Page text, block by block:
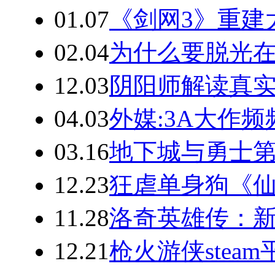
01.07 《剑网3》重
02.04为什么要脱光
12.03阴阳师解读真
04.03外媒:3A大作频
03.16地下城与勇士
12.23狂虐单身狗《
11.28洛奇英雄传：
12.21枪火游侠steam